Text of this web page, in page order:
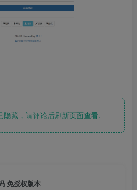
藏，请评论后刷新页面查看.
免授权版本